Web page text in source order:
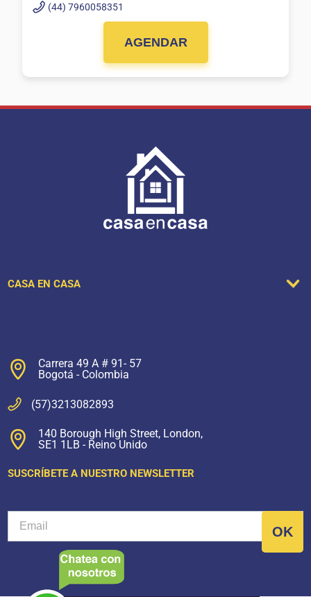
(44) 7960058351
AGENDAR
CASA EN CASA
Carrera 49 A # 91- 57
Bogotá - Colombia
(57)3213082893
140 Borough High Street, London,
SE1 1LB - Reino Unido
SUSCRÍBETE A NUESTRO NEWSLETTER